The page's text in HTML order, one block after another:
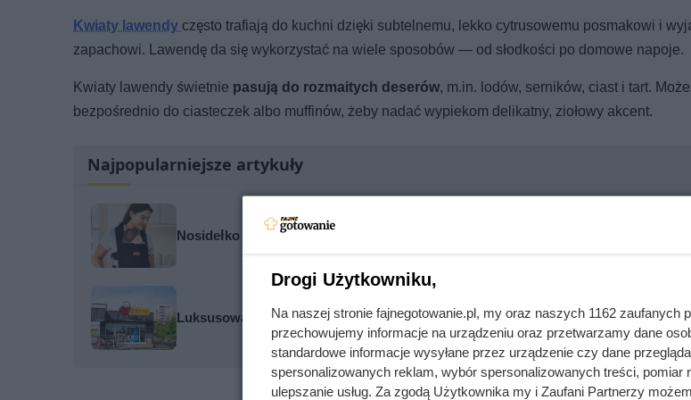
Kwiaty lawendy często trafiają do kuchni dzięki subtelnemu, lekko cytrusowemu posmakowi i
zapachowi. Lawendę da się wykorzystać na wiele sposobów — od słodkości po domowe napoje.
Kwiaty lawendy świetnie pasują do rozmaitych deserów, m.in. lodów, serników, ciast i tart.
bezpośrednio do ciasteczek albo muffinów, żeby nadać wypiekom delikatny, ziołowy akcent.
Najpopularniejsze artykuły
Nosidełko czy chusta: co lepiej sprawdzi się w Twojej sytuacji
Luksusowa kawa w cenie, jakiej nie było od bardzo dawna. Klienci Biedronki
Drogi Użytkowniku,
Na naszej stronie fajnegotowanie.pl, my oraz naszych 1162 zaufanych
przechowujemy informacje na urządzeniu oraz przetwarzamy dane
standardowe informacje wysyłane przez urządzenie czy dane
spersonalizowanych reklam, wybór spersonalizowanych treści, pomiar
ulepszanie usług. Za zgodą Użytkownika my i Zaufani Partnerzy